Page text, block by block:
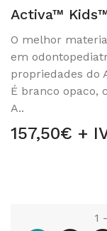
Activa™
O melhor
em
propriedades do
É branco opaco,
A..
157,50€ +
1